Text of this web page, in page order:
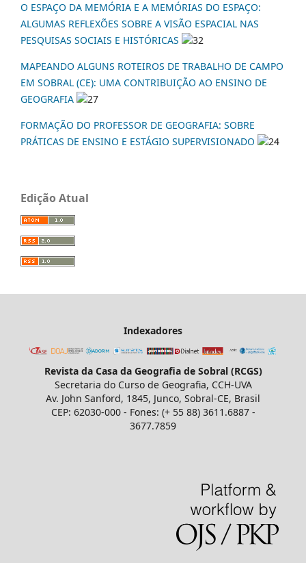
O ESPAÇO DA MEMÓRIA E A MEMÓRIAS DO ESPAÇO:
ALGUMAS REFLEXÕES SOBRE A VISÃO ESPACIAL NAS
PESQUISAS SOCIAIS E HISTÓRICAS
32
MAPEANDO ALGUNS ROTEIROS DE TRABALHO DE CAMPO
EM SOBRAL (CE): UMA CONTRIBUIÇÃO AO ENSINO DE
GEOGRAFIA
27
FORMAÇÃO DO PROFESSOR DE GEOGRAFIA: SOBRE
PRÁTICAS DE ENSINO E ESTÁGIO SUPERVISIONADO
24
Edição Atual
Indexadores
Revista da Casa da Geografia de Sobral (RCGS)
Secretaria do Curso de Geografia, CCH-UVA
Av. John Sanford, 1845, Junco, Sobral-CE, Brasil
CEP: 62030-000 - Fones: (+ 55 88) 3611.6887 -
3677.7859